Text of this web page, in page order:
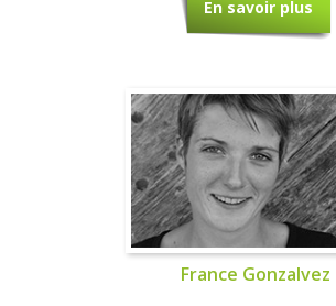
En savoir plus
France Gonzalvez